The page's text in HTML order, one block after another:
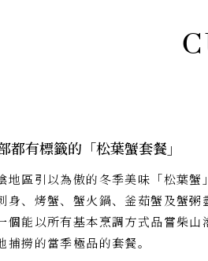
都有標籤的「松葉蟹套餐」
地區引以為傲的冬季美味「松葉蟹
身、烤蟹、蟹火鍋、釜茹蟹及蟹粥
個能以所有基本烹調方式品嘗柴山
捕撈的當季極品的套餐。